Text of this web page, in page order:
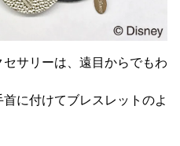
サリーは、遠目からでもわ
に付けてブレスレットのよ